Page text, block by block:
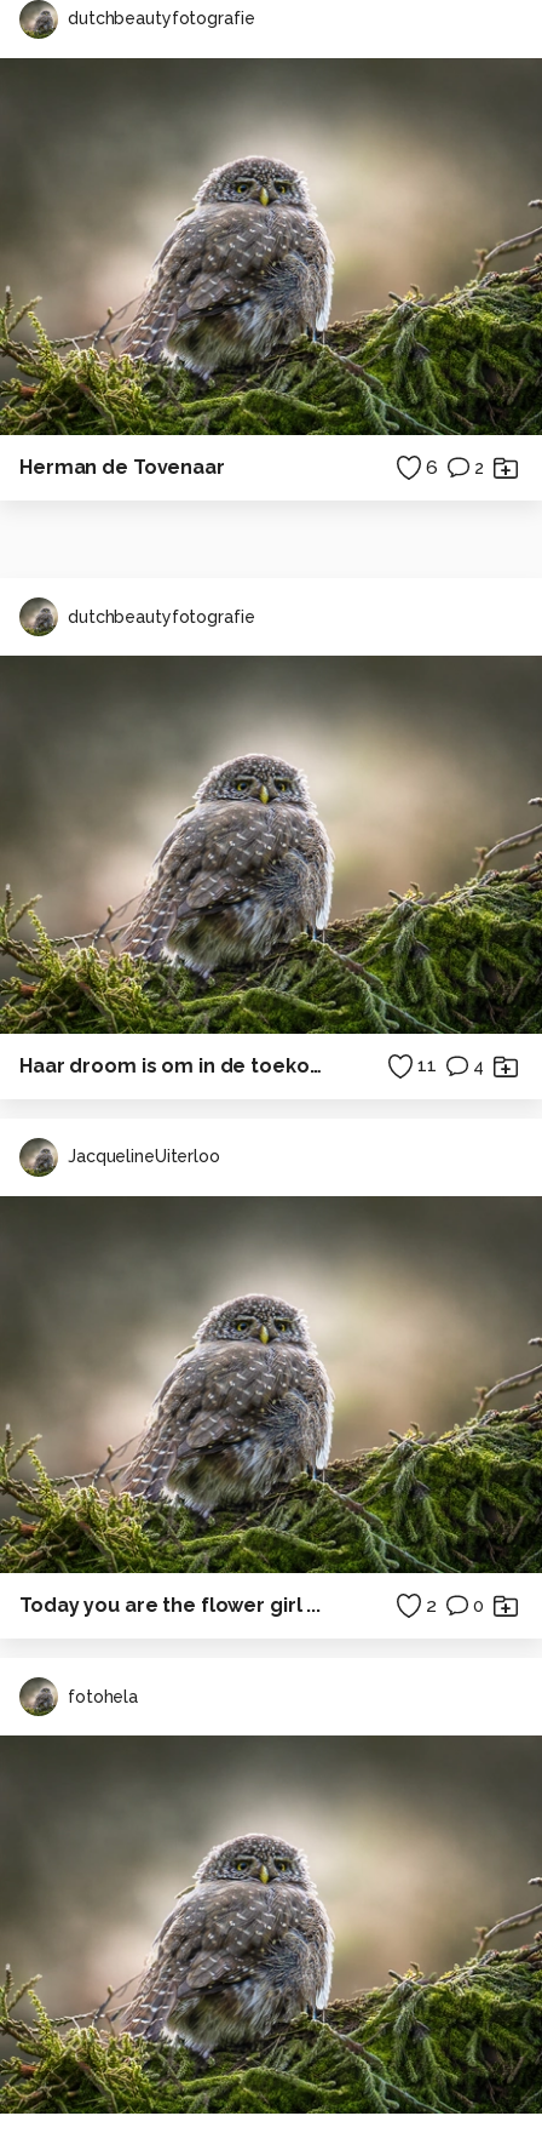
dutchbeautyfotografie
Herman de Tovenaar 6 2
dutchbeautyfotografie
Haar droom is om in de toekomst bakker te worden 11 4
JacquelineUiterloo
Today you are the flower girl ... 2 0
fotohela